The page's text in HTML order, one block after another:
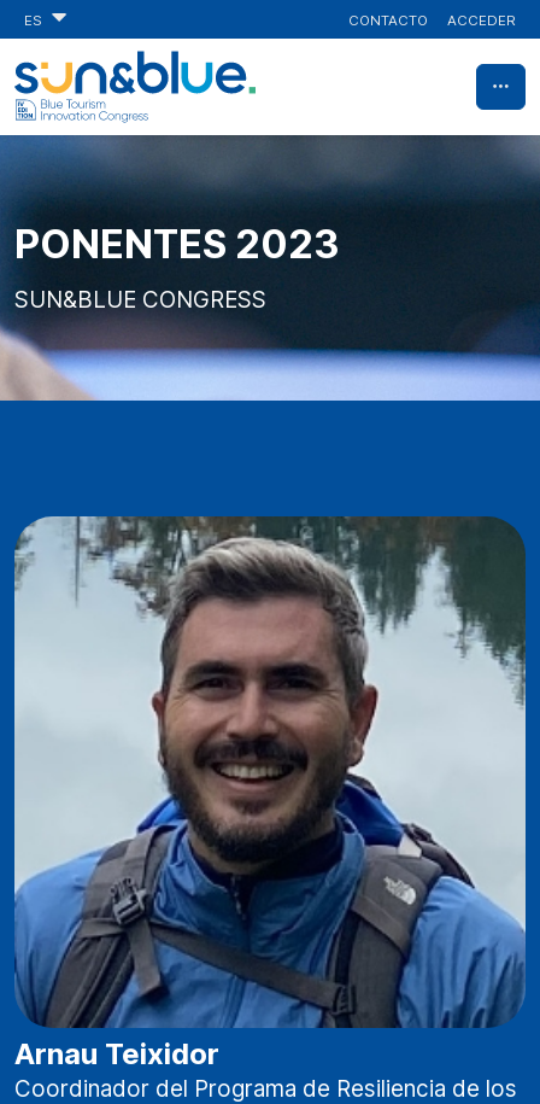
ES CONTACTO ACCEDER
PONENTES 2023
SUN&BLUE CONGRESS
Arnau Teixidor
Coordinador del Programa de Resiliencia de los